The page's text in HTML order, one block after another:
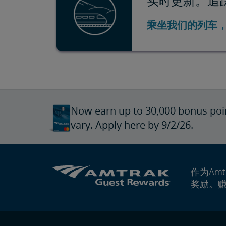
乘坐我们的列车
Now earn up to 30,000 bonus
vary. Apply here by 9/2/26.
作为
奖励。